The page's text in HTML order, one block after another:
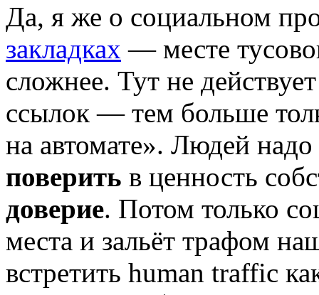
Да, я же о социальном
закладках — месте
сложнее. Тут не
ссылок — тем больше
на автомате». Людей надо
поверить в ценность
доверие. Потом только
места и зальёт трафом
встретить human traffic